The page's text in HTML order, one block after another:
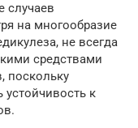
случаев
на многообразие
не всегда
средствами
поскольку
к